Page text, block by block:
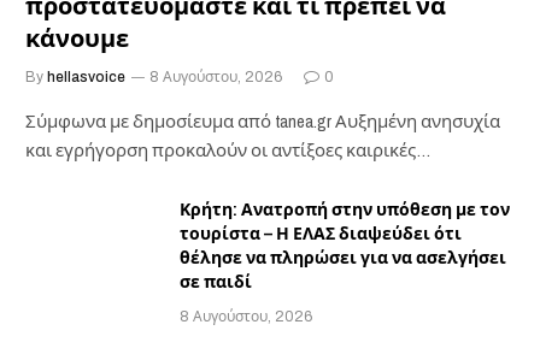
προστατευόμαστε και τι πρέπει να
κάνουμε
By hellasvoice 8 Αυγούστου, 2026 0
Σύμφωνα με δημοσίευμα από tanea.gr Αυξημένη ανησυχία
και εγρήγορση προκαλούν οι αντίξοες καιρικές
Κρήτη: Ανατροπή στην υπόθεση με τον
τουρίστα – Η ΕΛΑΣ διαψεύδει ότι
θέλησε να πληρώσει για να ασελγήσει
σε παιδί
8 Αυγούστου, 2026